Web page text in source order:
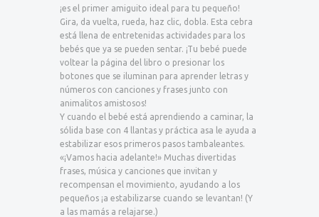
¡es el primer amiguito ideal para tu pequeño!
Gira, da vuelta, rueda, haz clic, dobla. Esta cebra
está llena de entretenidas actividades para los
bebés que ya se pueden sentar. ¡Tu bebé puede
voltear la página del libro o presionar los
botones que se iluminan para aprender letras y
números con canciones y frases junto con
animalitos amistosos!
Y cuando el bebé está aprendiendo a caminar, la
sólida base con 4 llantas y práctica asa le ayuda a
estabilizar esos primeros pasos tambaleantes.
«¡Vamos hacia adelante!» Muchas divertidas
frases, música y canciones que invitan y
recompensan el movimiento, ayudando a los
pequeños ¡a estabilizarse cuando se levantan! (Y
a las mamás a relajarse.)